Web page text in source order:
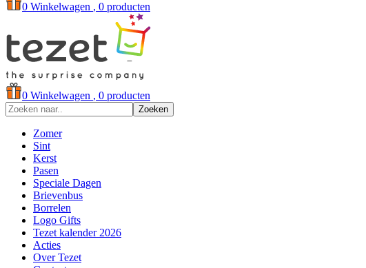
0 Winkelwagen , 0 producten
0 Winkelwagen , 0 producten
Zoeken
Zomer
Sint
Kerst
Pasen
Speciale Dagen
Brievenbus
Borrelen
Logo Gifts
Tezet kalender 2026
Acties
Over Tezet